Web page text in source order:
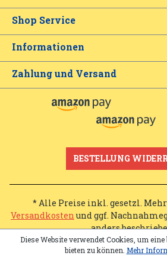
Shop Service
Informationen
Zahlung und Versand
BESTELLUNG
* Alle Preise inkl. gesetzl.
Versandkosten und ggf.
anders
Diese Website verwendet Cookies, um
bieten zu können. Mehr